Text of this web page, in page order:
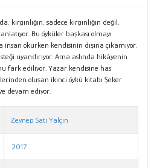
kırgınlığın, sadece kırgınlığın değil,
anlatıyor. Bu öyküler başkası olmayı
insan okurken kendisinin dışına çıkamıyor.
uyandırıyor. Ama aslında hikâyenin
fark ediliyor. Yazar kendisine has
oluşan ikinci öykü kitabı Şeker
devam ediyor.
Zeynep Sati Yalçın
2017